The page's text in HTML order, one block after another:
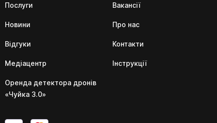
Послуги Вакансії
Новини Про нас
Відгуки Контакти
Медіацентр Інструкції
Оренда детектора дронів
«Чуйка 3.0»